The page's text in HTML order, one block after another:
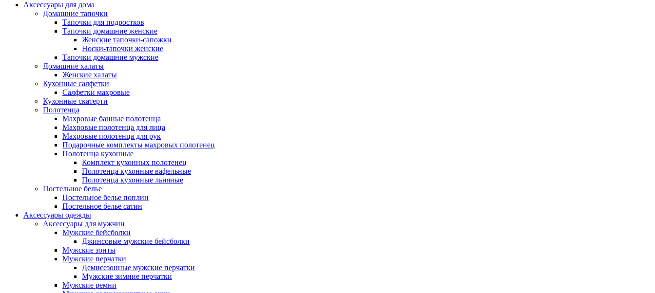
Аксессуары для дома
Домашние тапочки
Тапочки для подростков
Тапочки домашние женские
Женские тапочки-сапожки
Носки-тапочки женские
Тапочки домашние мужские
Домашние халаты
Женские халаты
Кухонные салфетки
Салфетки махровые
Кухонные скатерти
Полотенца
Махровые банные полотенца
Махровые полотенца для лица
Махровые полотенца для рук
Подарочные комплекты махровых полотенец
Полотенца кухонные
Комплект кухонных полотенец
Полотенца кухонные вафельные
Полотенца кухонные льняные
Постельное белье
Постельное белье поплин
Постельное белье сатин
Аксессуары одежды
Аксессуары для мужчин
Мужские бейсболки
Джинсовые мужские бейсболки
Мужские зонты
Мужские перчатки
Демисезонные мужские перчатки
Мужские зимние перчатки
Мужские ремни